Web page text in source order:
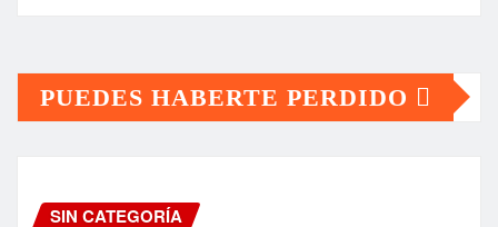
PUEDES HABERTE PERDIDO
SIN CATEGORÍA